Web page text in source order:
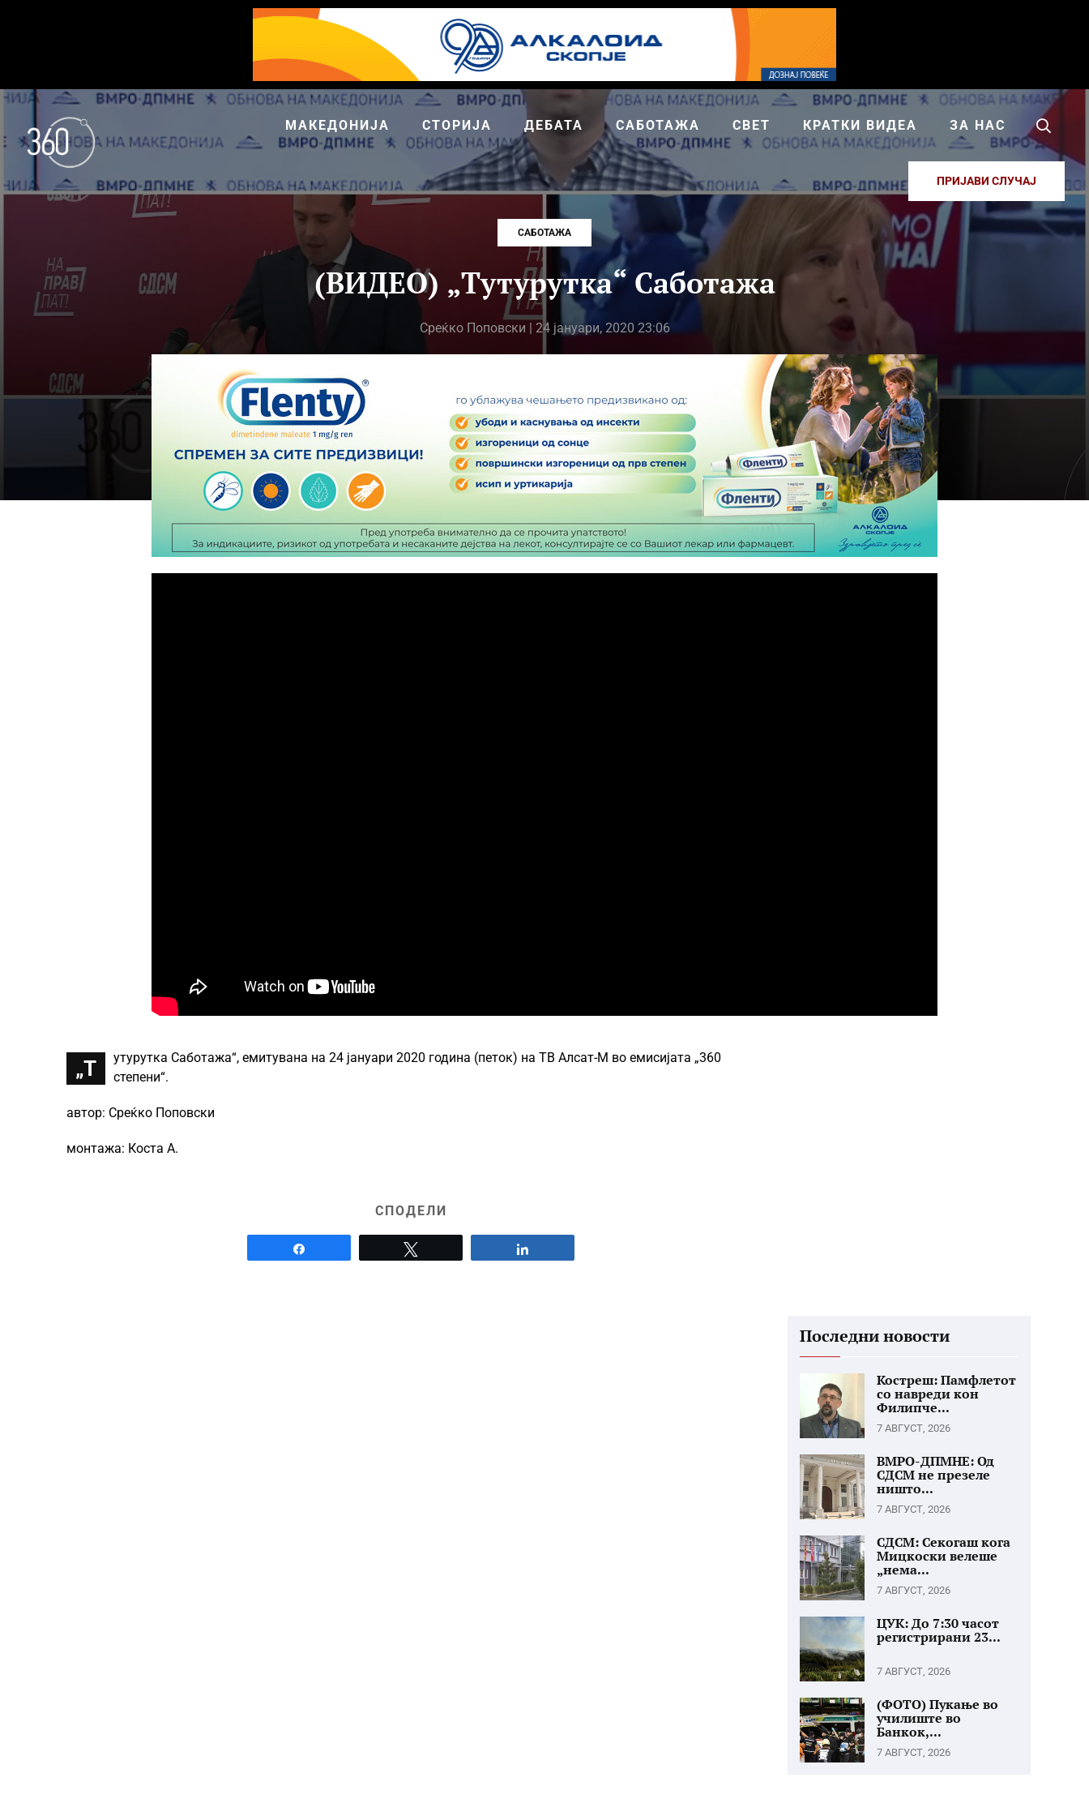
МАКЕДОНИЈА СТОРИЈА ДЕБАТА САБОТАЖА СВЕТ КРАТКИ ВИДЕА ЗА НАС
ПРИЈАВИ СЛУЧАЈ
САБОТАЖА
(ВИДЕО) „Тутурутка“ Саботажа
Среќко Поповски | 24 јануари, 2020 23:06
„Т
утурутка Саботажа“, емитувана на 24 јануари 2020 година (петок) на ТВ Алсат-М во емисијата „360
степени“.
автор: Среќко Поповски
монтажа: Коста А.
СПОДЕЛИ
Последни новости
Костреш: Памфлетот
со навреди кон
Филипче...
7 АВГУСТ, 2026
ВМРО-ДПМНЕ: Од
СДСМ не презеле
ништо...
7 АВГУСТ, 2026
СДСМ: Секогаш кога
Мицкоски велеше
„нема...
7 АВГУСТ, 2026
ЦУК: До 7:30 часот
регистрирани 23...
7 АВГУСТ, 2026
(ФОТО) Пукање во
училиште во
Банкок,...
7 АВГУСТ, 2026